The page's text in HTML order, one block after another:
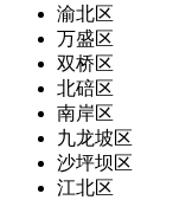
渝北区
万盛区
双桥区
北碚区
南岸区
九龙坡区
沙坪坝区
江北区